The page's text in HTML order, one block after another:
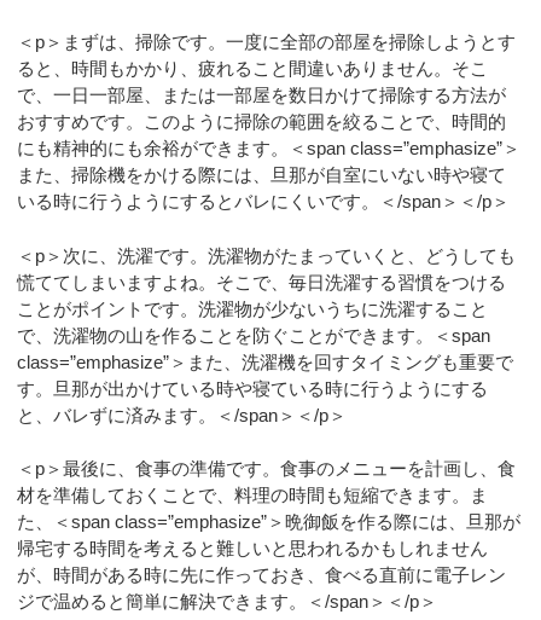
＜p＞まずは、掃除です。一度に全部の部屋を掃除しようとす
ると、時間もかかり、疲れること間違いありません。そこ
で、一日一部屋、または一部屋を数日かけて掃除する方法が
おすすめです。このように掃除の範囲を絞ることで、時間的
にも精神的にも余裕ができます。＜span class=”emphasize”＞
また、掃除機をかける際には、旦那が自室にいない時や寝て
いる時に行うようにするとバレにくいです。＜/span＞＜/p＞
＜p＞次に、洗濯です。洗濯物がたまっていくと、どうしても
慌ててしまいますよね。そこで、毎日洗濯する習慣をつける
ことがポイントです。洗濯物が少ないうちに洗濯すること
で、洗濯物の山を作ることを防ぐことができます。＜span
class=”emphasize”＞また、洗濯機を回すタイミングも重要で
す。旦那が出かけている時や寝ている時に行うようにする
と、バレずに済みます。＜/span＞＜/p＞
＜p＞最後に、食事の準備です。食事のメニューを計画し、食
材を準備しておくことで、料理の時間も短縮できます。ま
た、＜span class=”emphasize”＞晩御飯を作る際には、旦那が
帰宅する時間を考えると難しいと思われるかもしれません
が、時間がある時に先に作っておき、食べる直前に電子レン
ジで温めると簡単に解決できます。＜/span＞＜/p＞